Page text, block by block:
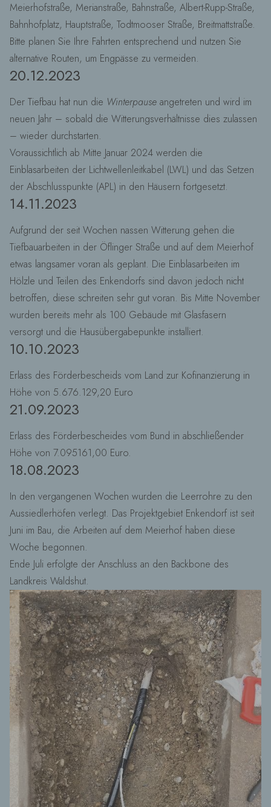
Meierhofstraße, Merianstraße, Bahnstraße, Albert-Rupp-Straße,
Bahnhofplatz, Hauptstraße, Todtmooser Straße, Breitmattstraße.
Bitte planen Sie Ihre Fahrten entsprechend und nutzen Sie
alternative Routen, um Engpässe zu vermeiden.
20.12.2023
Der Tiefbau hat nun die Winterpause angetreten und wird im
neuen Jahr – sobald die Witterungsverhältnisse dies zulassen
– wieder durchstarten.
Voraussichtlich ab Mitte Januar 2024 werden die
Einblasarbeiten der Lichtwellenleitkabel (LWL) und das Setzen
der Abschlusspunkte (APL) in den Häusern fortgesetzt.
14.11.2023
Aufgrund der seit Wochen nassen Witterung gehen die
Tiefbauarbeiten in der Öflinger Straße und auf dem Meierhof
etwas langsamer voran als geplant. Die Einblasarbeiten im
Hölzle und Teilen des Enkendorfs sind davon jedoch nicht
betroffen, diese schreiten sehr gut voran. Bis Mitte November
wurden bereits mehr als 100 Gebäude mit Glasfasern
versorgt und die Hausübergabepunkte installiert.
10.10.2023
Erlass des Förderbescheids vom Land zur Kofinanzierung in
Höhe von 5.676.129,20 Euro
21.09.2023
Erlass des Förderbescheides vom Bund in abschließender
Höhe von 7.095161,00 Euro.
18.08.2023
In den vergangenen Wochen wurden die Leerrohre zu den
Aussiedlerhöfen verlegt. Das Projektgebiet Enkendorf ist seit
Juni im Bau, die Arbeiten auf dem Meierhof haben diese
Woche begonnen.
Ende Juli erfolgte der Anschluss an den Backbone des
Landkreis Waldshut.